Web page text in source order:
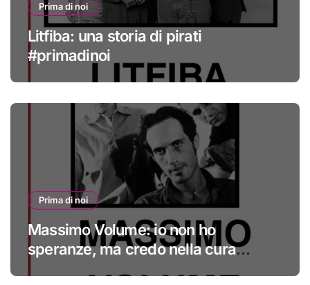
Prima di noi
Litfiba: una storia di pirati
#primadinoi
Prima di noi
Massimo Volume: io non ho
speranze, ma credo nella cura